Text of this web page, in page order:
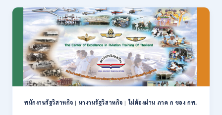
สมัคร
ได้
/
เงิน
เดือน
สูงสุด
23,600
/
ONLINE
รับ
สมัคร
งาน
ป.ตรี
หลาย
สาขา
/
ไม่
ต้อง
ภาค
พนักงานรัฐวิสาหกิจ | หางานรัฐวิสาหกิจ |ไม่ต้องผ่าน ภาค ก ของ กพ.